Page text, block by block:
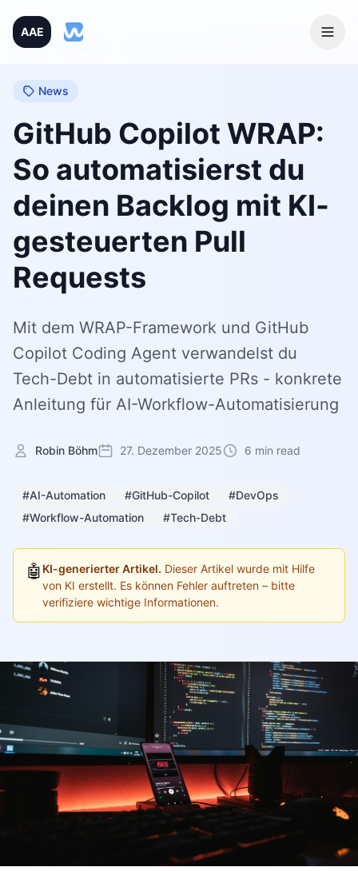
AAE
Home
Blog
News
GitHub Copilot WRAP:
So automatisierst du
deinen Backlog mit KI-
gesteuerten Pull
Requests
Mit dem WRAP-Framework und GitHub
Copilot Coding Agent verwandelst du
Tech-Debt in automatisierte PRs - konkrete
Anleitung für AI-Workflow-Automatisierung
Robin Böhm 27. Dezember 2025 6 min read
#AI-Automation #GitHub-Copilot
#DevOps
#Workflow-Automation
#Tech-Debt
🤖 KI-generierter Artikel. Dieser Artikel wurde mit Hilfe
von KI erstellt. Es können Fehler auftreten – bitte
verifiziere wichtige Informationen.